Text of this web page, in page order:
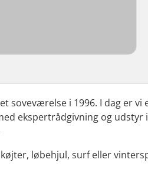
soveværelse i 1996. I dag er
ekspertrådgivning og
løbehjul, surf eller